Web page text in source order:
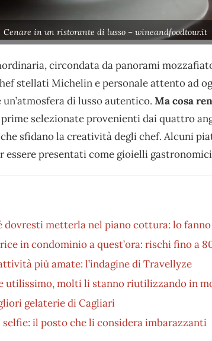
Cenare in un ristorante di lusso – wineandfoodtour.it
circondata da panorami
stellati Michelin e personale attento ad
di lusso autentico. Ma cosa
selezionate provenienti dai quattro
sfidano la creatività degli chef. Alcuni
essere presentati come gioielli
dovresti metterla nel piano cottura: lo
in condominio a quest’ora: rischi fino a
più amate: l’indagine di Travellyze
utilissimo, molti li stanno riutilizzando in
gelaterie di Cagliari
selfie: il posto che li considera imbarazzanti